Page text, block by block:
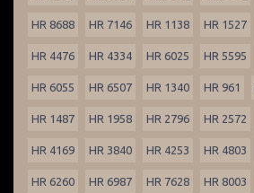
HR 8688 HR 7146 HR 1138 HR 1527
HR 4476 HR 4334 HR 6025 HR 5595
HR 6055 HR 6507 HR 1340 HR 961
HR 1487 HR 1958 HR 2796 HR 2572
HR 4169 HR 3840 HR 4253 HR 4803
HR 6260 HR 6987 HR 7628 HR 8003